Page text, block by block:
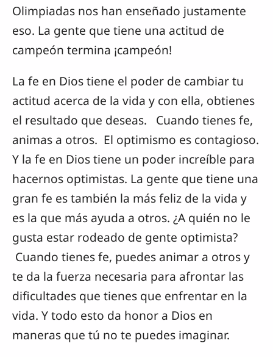
Olimpiadas nos han enseñado justamente
eso. La gente que tiene una actitud de
campeón termina ¡campeón!
La fe en Dios tiene el poder de cambiar tu
actitud acerca de la vida y con ella, obtienes
el resultado que deseas. Cuando tienes fe,
animas a otros. El optimismo es contagioso.
Y la fe en Dios tiene un poder increíble para
hacernos optimistas. La gente que tiene una
gran fe es también la más feliz de la vida y
es la que más ayuda a otros. ¿A quién no le
gusta estar rodeado de gente optimista?
Cuando tienes fe, puedes animar a otros y
te da la fuerza necesaria para afrontar las
dificultades que tienes que enfrentar en la
vida. Y todo esto da honor a Dios en
maneras que tú no te puedes imaginar.